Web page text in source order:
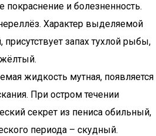
покраснение и болезненность.
Характер выделяемой
запах тухлой рыбы,
жидкость мутная, появляется
При остром течении
секрет из пениса обильный,
периода – скудный.